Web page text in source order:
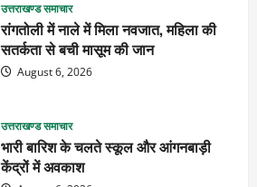
उत्तराखण्ड समाचार
रांगतोली में नाले में मिला नवजात, महिला की
सतर्कता से बची मासूम की जान
August 6, 2026
उत्तराखण्ड समाचार
भारी बारिश के चलते स्कूल और आंगनबाड़ी
केंद्रों में अवकाश